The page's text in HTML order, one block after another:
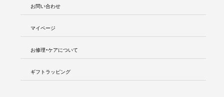
お問い合わせ
マイページ
お修理・ケアについて
ギフトラッピング